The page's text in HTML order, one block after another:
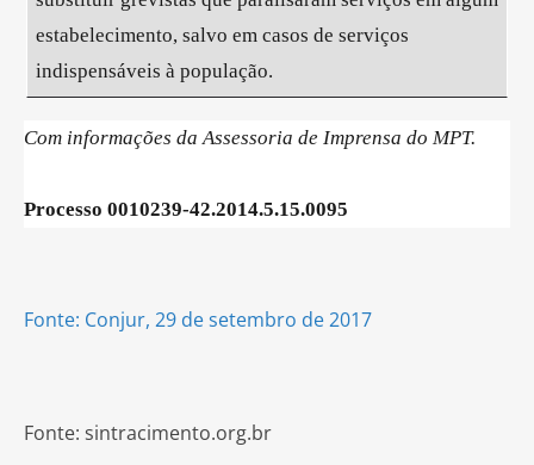
estabelecimento, salvo em casos de serviços
indispensáveis à população.
Com informações da Assessoria de Imprensa do MPT.
Processo 0010239-42.2014.5.15.0095
Fonte: Conjur, 29 de setembro de 2017
Fonte: sintracimento.org.br